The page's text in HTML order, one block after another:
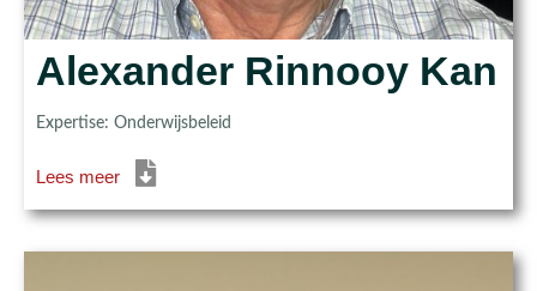
Alexander Rinnooy Kan
Expertise: Onderwijsbeleid
Lees meer